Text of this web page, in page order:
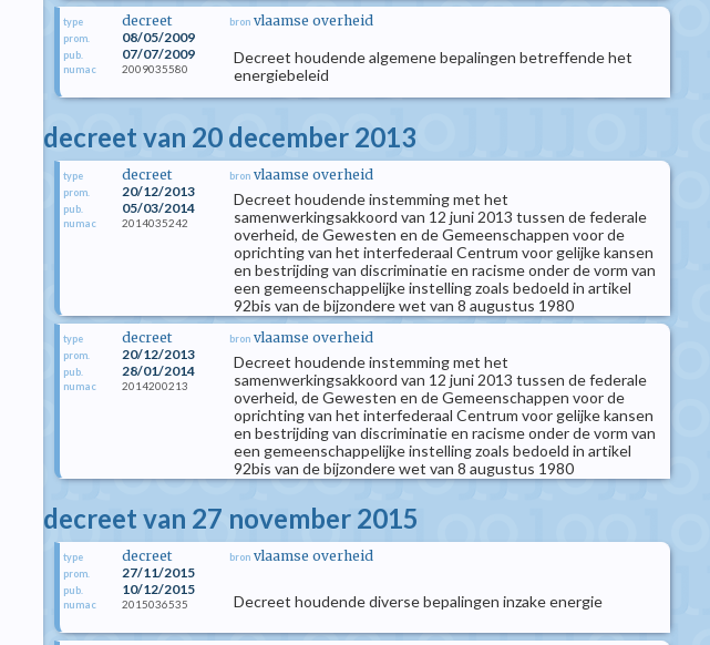
type decreet
prom. 08/05/2009
pub. 07/07/2009
numac 2009035580
bron vlaamse overheid
Decreet houdende algemene bepalingen betreffende het
energiebeleid
decreet van 20 december 2013
type decreet
prom. 20/12/2013
pub. 05/03/2014
numac 2014035242
bron vlaamse overheid
Decreet houdende instemming met het
samenwerkingsakkoord van 12 juni 2013 tussen de federale
overheid, de Gewesten en de Gemeenschappen voor de
oprichting van het interfederaal Centrum voor gelijke kansen
en bestrijding van discriminatie en racisme onder de vorm van
een gemeenschappelijke instelling zoals bedoeld in artikel
92bis van de bijzondere wet van 8 augustus 1980
type decreet
prom. 20/12/2013
pub. 28/01/2014
numac 2014200213
bron vlaamse overheid
Decreet houdende instemming met het
samenwerkingsakkoord van 12 juni 2013 tussen de federale
overheid, de Gewesten en de Gemeenschappen voor de
oprichting van het interfederaal Centrum voor gelijke kansen
en bestrijding van discriminatie en racisme onder de vorm van
een gemeenschappelijke instelling zoals bedoeld in artikel
92bis van de bijzondere wet van 8 augustus 1980
decreet van 27 november 2015
type decreet
prom. 27/11/2015
pub. 10/12/2015
numac 2015036535
bron vlaamse overheid
Decreet houdende diverse bepalingen inzake energie